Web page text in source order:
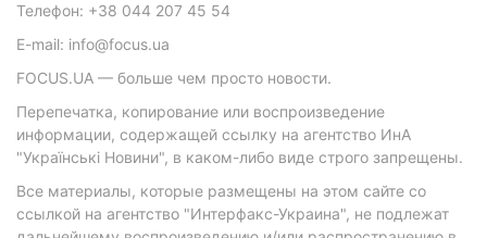
Телефон: +38 044 207 45 54
E-mail: info@focus.ua
FOCUS.UA — больше чем просто новости.
Перепечатка, копирование или воспроизведение
информации, содержащей ссылку на агентство ИнА
"Українські Новини", в каком-либо виде строго запрещены.
Все материалы, которые размещены на этом сайте со
ссылкой на агентство "Интерфакс-Украина", не подлежат